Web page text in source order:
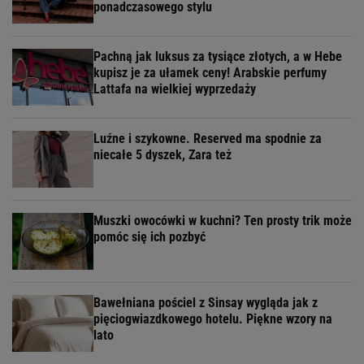
ponadczasowego stylu
Pachną jak luksus za tysiące złotych, a w Hebe
kupisz je za ułamek ceny! Arabskie perfumy
Lattafa na wielkiej wyprzedaży
Luźne i szykowne. Reserved ma spodnie za
niecałe 5 dyszek, Zara też
Muszki owocówki w kuchni? Ten prosty trik może
pomóc się ich pozbyć
Bawełniana pościel z Sinsay wygląda jak z
pięciogwiazdkowego hotelu. Piękne wzory na
lato